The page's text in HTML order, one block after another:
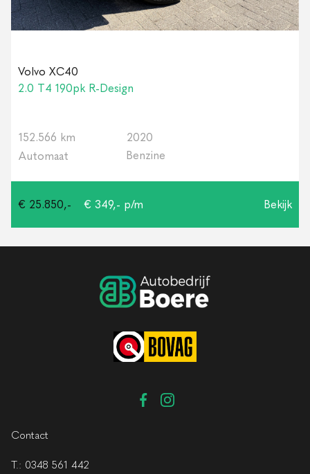
Volvo XC40
2.0 T4 190pk R-Design
152.566 km
2020
Automaat
Benzine
€ 25.850,- € 349,- p/m Bekijk
Contact
T.: 0348 561 442